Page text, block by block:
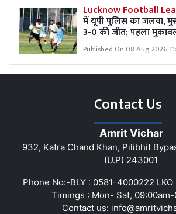
Lucknow Football
में यूपी पुलिस का जलवा,
3-0 की जीत; पहला
Published On 08 Aug 2026
Contact Us
Amrit Vichar
932, Katra Chand Khan, Pilibhit
(U.P) 243001
Phone No:-BLY : 0581-4000222 LKO
Timings : Mon- Sat,
Contact us: